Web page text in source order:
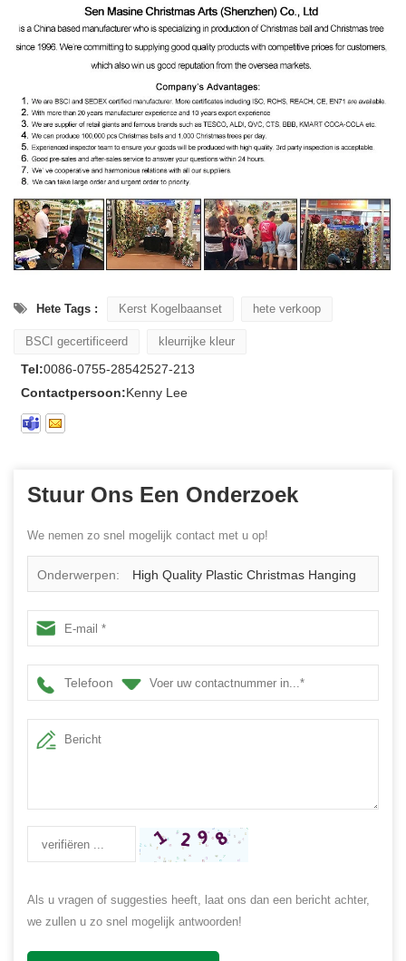
Hete Tags : Kerst Kogelbaanset hete verkoop
BSCI gecertificeerd kleurrijke kleur
Tel:0086-0755-28542527-213
Contactpersoon:Kenny Lee
Stuur Ons Een Onderzoek
We nemen zo snel mogelijk contact met u op!
Onderwerpen: High Quality Plastic Christmas Hanging
Ball Ornament
Telefoon
Als u vragen of suggesties heeft, laat ons dan een bericht achter,
we zullen u zo snel mogelijk antwoorden!